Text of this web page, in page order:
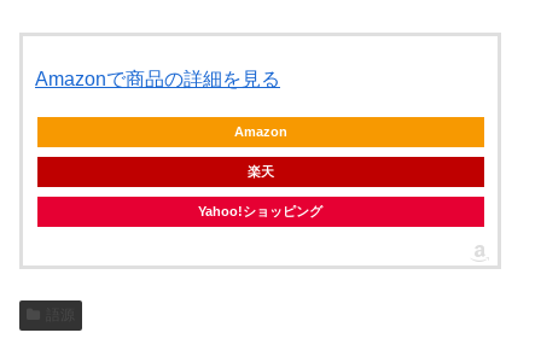
Amazonで商品の詳細を見る
Amazon
楽天
Yahoo!ショッピング